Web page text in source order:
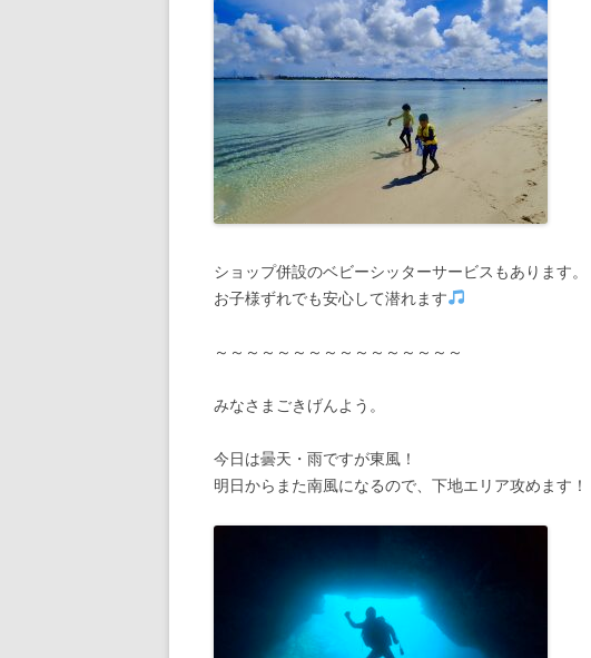
ショップ併設のベビーシッターサービスもあります。
お子様ずれでも安心して潜れます
～～～～～～～～～～～～～～～～
みなさまごきげんよう。
今日は曇天・雨ですが東風！
明日からまた南風になるので、下地エリア攻めます！